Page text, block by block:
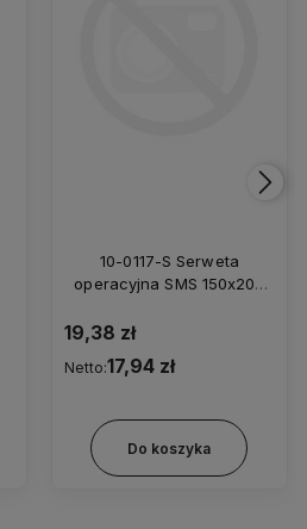
10-0117-S Serweta
operacyjna SMS 150x200
19,38 zł
Netto:17,94 zł
Do koszyka